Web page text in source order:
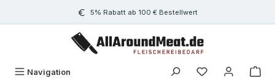
Zum Hauptinhalt springen5% Rabatt ab 100 € Bestellwert
Navigation